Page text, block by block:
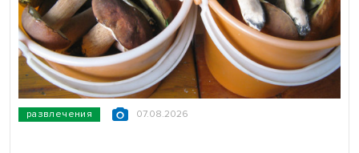
развлечения 07.08.2026